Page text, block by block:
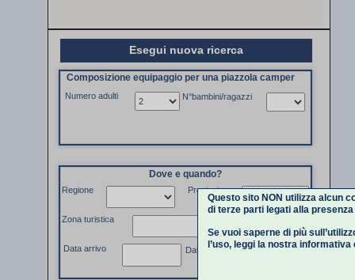
Esegui nuova ricerca
Composizione equipaggio per una piazzola camper
Numero adulti N°bambini/ragazzi
Regione Provincia
Zona turistica
Data partenza
Data arrivo
Dove e quando?
Questo sito NON utilizza alcun
di terze parti legati alla
Se vuoi saperne di più
l’uso, leggi la nostra informativa